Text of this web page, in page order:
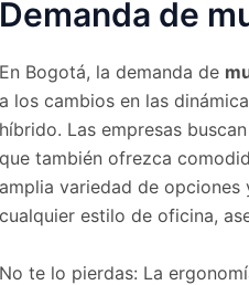
Demanda de
En Bogotá, la demanda de
a los cambios en las
híbrido. Las empresas
que también ofrezca
amplia variedad de opciones
cualquier estilo de oficina,
No te lo pierdas: La